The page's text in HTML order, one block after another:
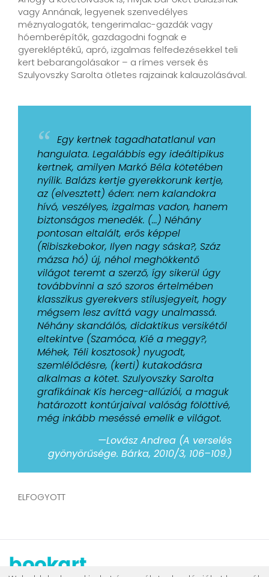
vagy Annának, legyenek szenvedélyes
méznyalogatók, tengerimalac-gazdák vagy
hóemberépítők, gazdagodni fognak e
gyerekléptékű, apró, izgalmas felfedezésekkel teli
kert bebarangolásakor – a rímes versek és
Szulyovszky Sarolta ötletes rajzainak kalauzolásával.
“ Egy kertnek tagadhatatlanul van
hangulata. Legalábbis egy ideáltipikus
kertnek, amilyen Markó Béla kötetében
nyílik. Balázs kertje gyerekkorunk kertje,
az (elvesztett) éden: nem kalandokra
hívó, veszélyes, izgalmas vadon, hanem
biztonságos menedék. (...) Néhány
pontosan eltalált, erős képpel
(Ribiszkebokor, Ilyen nagy sáska?, Száz
mázsa hó) új, néhol meghökkentő
világot teremt a szerző, így sikerül úgy
továbbvinni a szó szoros értelmében
klasszikus gyerekvers stílusjegyeit, hogy
mégsem lesz avíttá vagy unalmassá.
Néhány skandálós, didaktikus versikétől
eltekintve (Szamóca, Kié a meggy?,
Méhek, Téli kosztosok) nyugodt,
szemlélődésre, (kerti) kutakodásra
alkalmas a kötet. Szulyovszky Sarolta
grafikáinak Kis herceg-allúziói, a maguk
határozott kontúrjaival valóság fölöttivé,
még inkább meséssé emelik e világot.
—Lovász Andrea (A verselés
gyönyörűsége. Bárka, 2010/3, 106–109.)
ELFOGYOTT